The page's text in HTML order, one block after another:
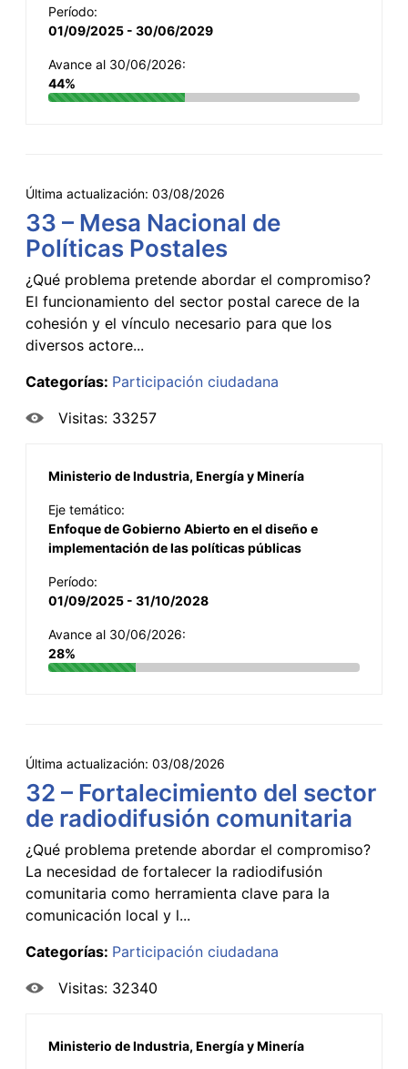
Período:
01/09/2025 - 30/06/2029
Avance al 30/06/2026:
44%
Última actualización: 03/08/2026
33 – Mesa Nacional de
Políticas Postales
¿Qué problema pretende abordar el compromiso?
El funcionamiento del sector postal carece de la
cohesión y el vínculo necesario para que los
diversos actore...
Categorías: Participación ciudadana
Visitas: 33257
Ministerio de Industria, Energía y Minería
Eje temático:
Enfoque de Gobierno Abierto en el diseño e
implementación de las políticas públicas
Período:
01/09/2025 - 31/10/2028
Avance al 30/06/2026:
28%
Última actualización: 03/08/2026
32 – Fortalecimiento del sector
de radiodifusión comunitaria
¿Qué problema pretende abordar el compromiso?
La necesidad de fortalecer la radiodifusión
comunitaria como herramienta clave para la
comunicación local y l...
Categorías: Participación ciudadana
Visitas: 32340
Ministerio de Industria, Energía y Minería